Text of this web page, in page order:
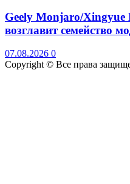
Geely Monjaro/Xingyue
возглавит семейство
07.08.2026 0
Copyright © Все права